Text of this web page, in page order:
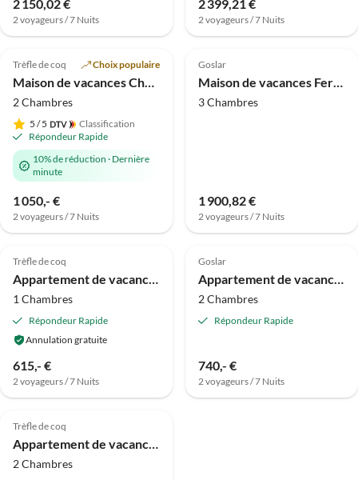
2 150,02 €
2 voyageurs / 7 Nuits
2 399,21 €
2 voyageurs / 7 Nuits
Annonce
4.8 (8)
Trèfle de coq Choix populaire
Maison de vacances Chalet Confort en Bois 5 Étoiles
2 Chambres
5 / 5
Classification
Répondeur Rapide
10% de réduction · Dernière
minute
1 050,- €
2 voyageurs / 7 Nuits
4.0 (7)
Goslar
Maison de vacances Ferienhaus im Kurort inkl. Frühstück
3 Chambres
1 900,82 €
2 voyageurs / 7 Nuits
Visite
virtuelle
Annonce
4.3 (1)
Trèfle de coq
Appartement de vacances Hahnenkleer Tied 2
1 Chambres
Répondeur Rapide
Annulation gratuite
615,- €
2 voyageurs / 7 Nuits
4.5 (1)
Goslar
Appartement de vacances Gipfelblick
2 Chambres
Répondeur Rapide
740,- €
2 voyageurs / 7 Nuits
Trèfle de coq
Appartement de vacances Sensation de vacances
2 Chambres